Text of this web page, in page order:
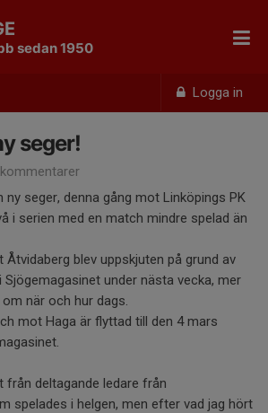
Logga in
sedan 1950
seger!
seger, denna gång mot Linköpings PK
i serien med en match mindre spelad än
blev uppskjuten på grund av
under nästa vecka, mer
när och hur dags.
mot Haga är flyttad till den 4 mars
från deltagande ledare från
spelades i helgen, men efter vad jag hört